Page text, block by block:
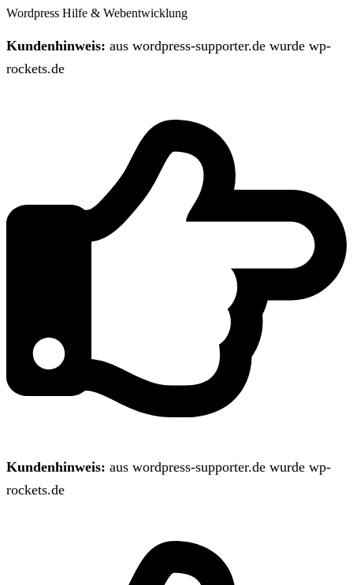
Wordpress Hilfe & Webentwicklung
Kundenhinweis: aus wordpress-supporter.de wurde wp-
rockets.de
Kundenhinweis: aus wordpress-supporter.de wurde wp-
rockets.de